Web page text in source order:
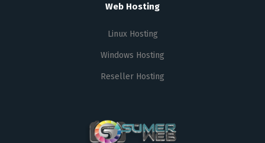
Web Hosting
Linux Hosting
Windows Hosting
Reseller Hosting